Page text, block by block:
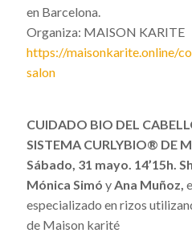
en Barcelona.
Organiza: MAISON KARITE
https://maisonkarite.online/
salon
CUIDADO BIO DEL
SISTEMA CURLYBIO® DE
Sábado, 31 mayo. 14’15h.
Mónica Simó yAna Muñoz,
especializado en rizos
de Maison karité